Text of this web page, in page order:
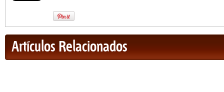
Artículos Relacionados